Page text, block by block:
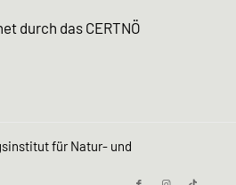
durch das CERTNÖ
für Natur- und